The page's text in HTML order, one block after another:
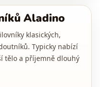
Aladino
klasických,
Typicky nabízí
tělo a příjemně dlouhý